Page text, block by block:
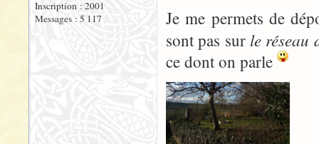
Inscription : 2001
Messages : 5 117
Je me permets de
sont pas sur le réseau
ce dont on parle